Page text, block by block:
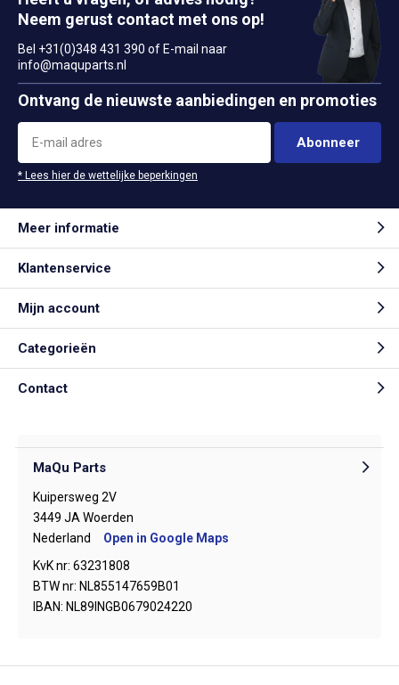
Neem gerust contact met ons op!
Bel +31(0)348 431 390 of E-mail naar
info@maquparts.nl
Ontvang de nieuwste aanbiedingen en promoties
Abonneer
* Lees hier de wettelijke beperkingen
Meer informatie
Klantenservice
Mijn account
Categorieën
Contact
MaQu Parts
Kuipersweg 2V
3449 JA Woerden
Nederland
Open in Google Maps
KvK nr: 63231808
BTW nr: NL855147659B01
IBAN: NL89INGB0679024220